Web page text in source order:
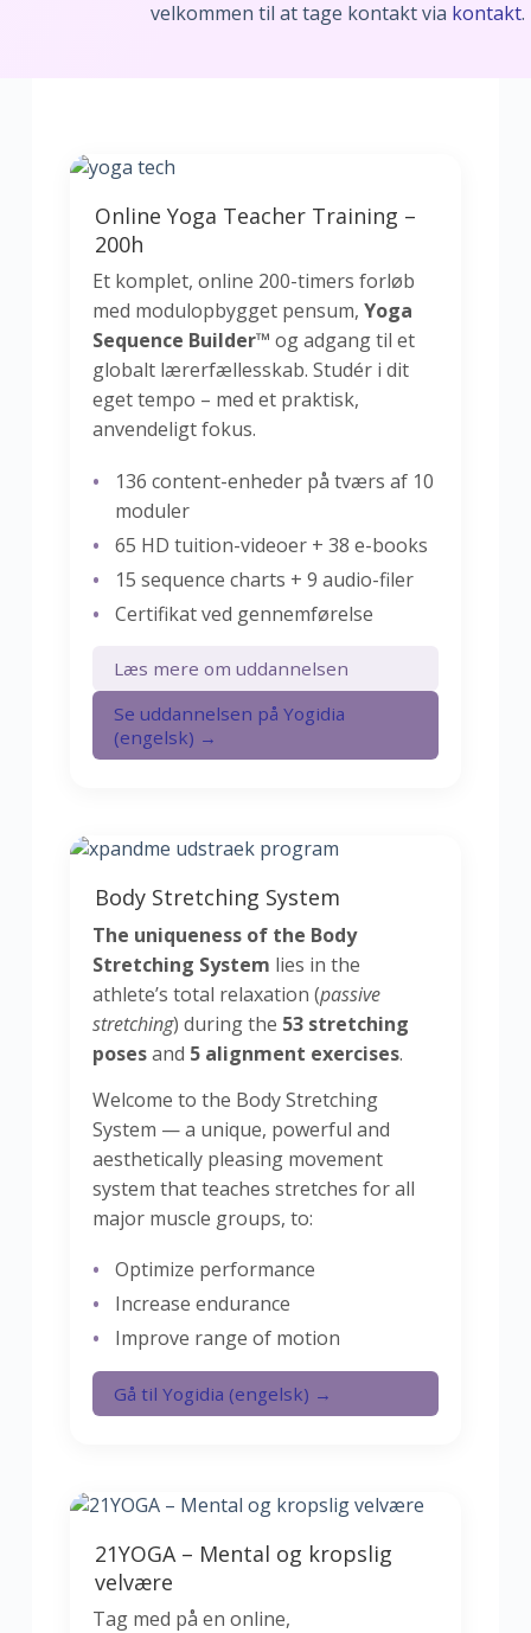
velkommen til at tage kontakt via kontakt.
Online Yoga Teacher Training –
200h
Et komplet, online 200-timers forløb
med modulopbygget pensum,Yoga
Sequence Builder™ og adgang til et
globalt lærerfællesskab. Studér i dit
eget tempo – med et praktisk,
anvendeligt fokus.
136 content-enheder på tværs af 10
moduler
65 HD tuition-videoer + 38 e-books
15 sequence charts + 9 audio-filer
Certifikat ved gennemførelse
Læs mere om uddannelsen
Se uddannelsen på Yogidia
(engelsk) →
Body Stretching System
The uniqueness of the Body
Stretching System lies in the
athlete’s total relaxation (passive
stretching) during the 53 stretching
posesand 5 alignment exercises.
Welcome to the Body Stretching
System — a unique, powerful and
aesthetically pleasing movement
system that teaches stretches for all
major muscle groups, to:
Optimize performance
Increase endurance
Improve range of motion
Gå til Yogidia (engelsk) →
21YOGA – Mental og kropslig
velvære
Tag med på en online,